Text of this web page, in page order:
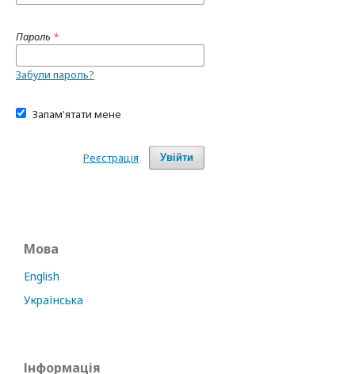
Пароль *
Забули пароль?
Запам'ятати мене
Увійти
Реєстрація
Мова
English
Українська
Інформація